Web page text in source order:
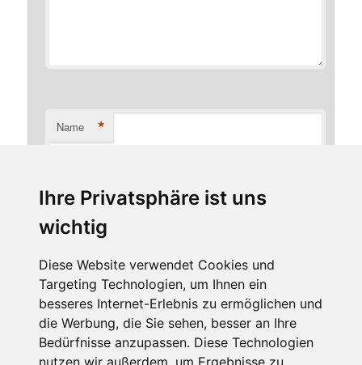
Ihre Privatsphäre ist uns
wichtig
Diese Website verwendet Cookies und
Targeting Technologien, um Ihnen ein
besseres Internet-Erlebnis zu ermöglichen und
die Werbung, die Sie sehen, besser an Ihre
Bedürfnisse anzupassen. Diese Technologien
nutzen wir außerdem, um Ergebnisse zu
Name *
E-Mail-Adresse *
Website